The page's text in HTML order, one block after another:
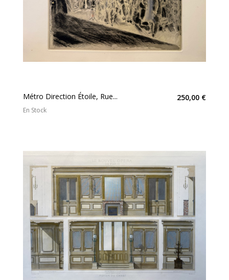
Métro Direction Étoile, Rue... 250,00 €
En Stock